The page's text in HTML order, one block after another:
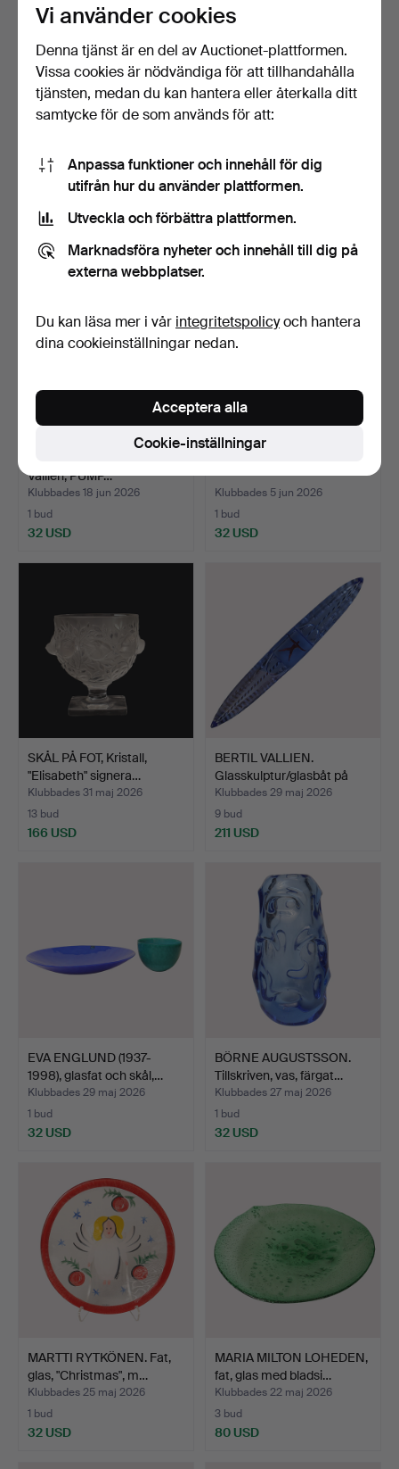
KJELL ENGMAN. Skulptur i
form av en fågel …
Klubbades 22 jun 2026
10 bud
ULRICA HYDMAN-
VALLIEN. ULRICA
HYDMAN-VALLI…
Klubbades 22 jun 2026
3 bud
Vallien, PUMP…
Klubbades 18 jun 2026
1 bud
32 USD
Klubbades 5 jun 2026
1 bud
32 USD
SKÅL PÅ FOT, Kristall,
"Elisabeth" signera…
Klubbades 31 maj 2026
13 bud
166 USD
BERTIL VALLIEN.
Glasskulptur/glasbåt på
so…
Klubbades 29 maj 2026
9 bud
211 USD
EVA ENGLUND (1937-
1998), glasfat och skål,…
Klubbades 29 maj 2026
1 bud
32 USD
BÖRNE AUGUSTSSON.
Tillskriven, vas, färgat…
Klubbades 27 maj 2026
1 bud
32 USD
MARTTI RYTKÖNEN. Fat,
glas, "Christmas", m…
Klubbades 25 maj 2026
1 bud
32 USD
MARIA MILTON LOHEDEN,
fat, glas med bladsi…
Klubbades 22 maj 2026
3 bud
80 USD
Vi använder cookies
Denna tjänst är en del av Auctionet-plattformen.
Vissa cookies är nödvändiga för att tillhandahålla
tjänsten, medan du kan hantera eller återkalla ditt
samtycke för de som används för att:
Anpassa funktioner och innehåll för dig
utifrån hur du använder plattformen.
Utveckla och förbättra plattformen.
Marknadsföra nyheter och innehåll till dig på
externa webbplatser.
Du kan läsa mer i vår integritetspolicyoch hantera
dina cookieinställningar nedan.
Cookie-inställningar
Acceptera alla